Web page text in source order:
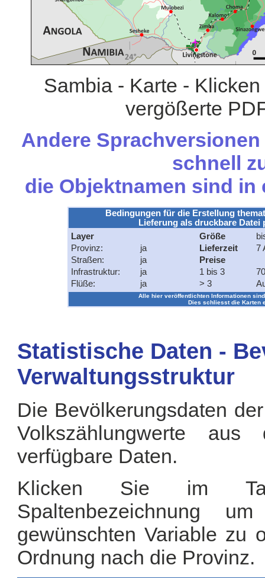
Sambia - Karte -
vergößerte
Andere
schnell
die Objektnamen sind
Bedingungen für die Erstellung
Lieferung als druckbare Datei
Layer
Provinz:
ja
Straßen:
ja
Infrastruktur:
ja
Flüße:
ja
Größe
Lieferzeit
7
Preise
1 bis 3
> 3
Alle hier veröffentlichten Informationen
Dies schliesst die Karten
Statistische Daten -
Verwaltungsstruktur
Die Bevölkerungsdaten
Volkszählungwerte
verfügbare Daten.
Klicken Sie im
Spaltenbezeichnung
gewünschten Variable zu
Ordnung nach die Provinz.